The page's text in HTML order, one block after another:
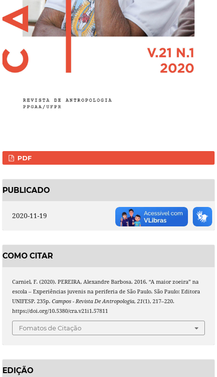
PDF
PUBLICADO
2020-11-19
COMO CITAR
Carniel, F. (2020). PEREIRA, Alexandre Barbosa. 2016. “A maior zoeira” na
escola – Experiências juvenis na periferia de São Paulo. São Paulo: Editora
UNIFESP. 235p. Campos - Revista De Antropologia, 21(1), 217–220.
https://doi.org/10.5380/cra.v21i1.57811
Fomatos de Citação
EDIÇÃO